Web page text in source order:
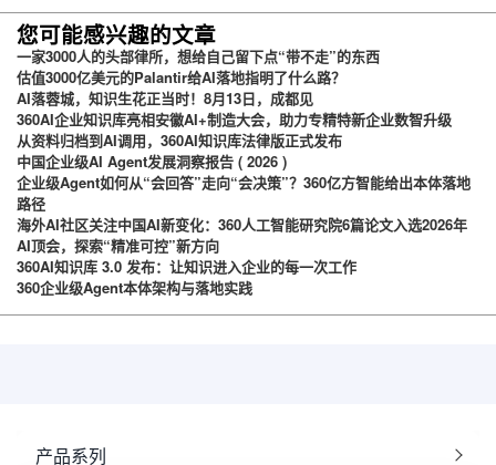
台
您可能感兴趣的文章
一家3000人的头部律所，想给自己留下点“带不走”的东西
估值3000亿美元的Palantir给AI落地指明了什么路？
AI落蓉城，知识生花正当时！8月13日，成都见
360AI企业知识库亮相安徽AI+制造大会，助力专精特新企业数智升级
从资料归档到AI调用，360AI知识库法律版正式发布
中国企业级AI Agent发展洞察报告 ( 2026 )
企业级Agent如何从“会回答”走向“会决策”？360亿方智能给出本体落地
路径
海外AI社区关注中国AI新变化：360人工智能研究院6篇论文入选2026年
AI顶会，探索“精准可控”新方向
360AI知识库 3.0 发布：让知识进入企业的每一次工作
360企业级Agent本体架构与落地实践
产品系列